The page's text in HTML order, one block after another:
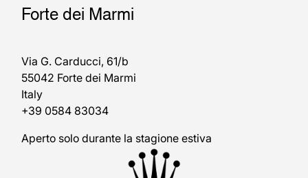
Forte dei Marmi
Via G. Carducci, 61/b
55042 Forte dei Marmi
Italy
+39 0584 83034
Aperto solo durante la stagione estiva